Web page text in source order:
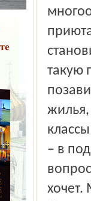
такую
– в
хочет.